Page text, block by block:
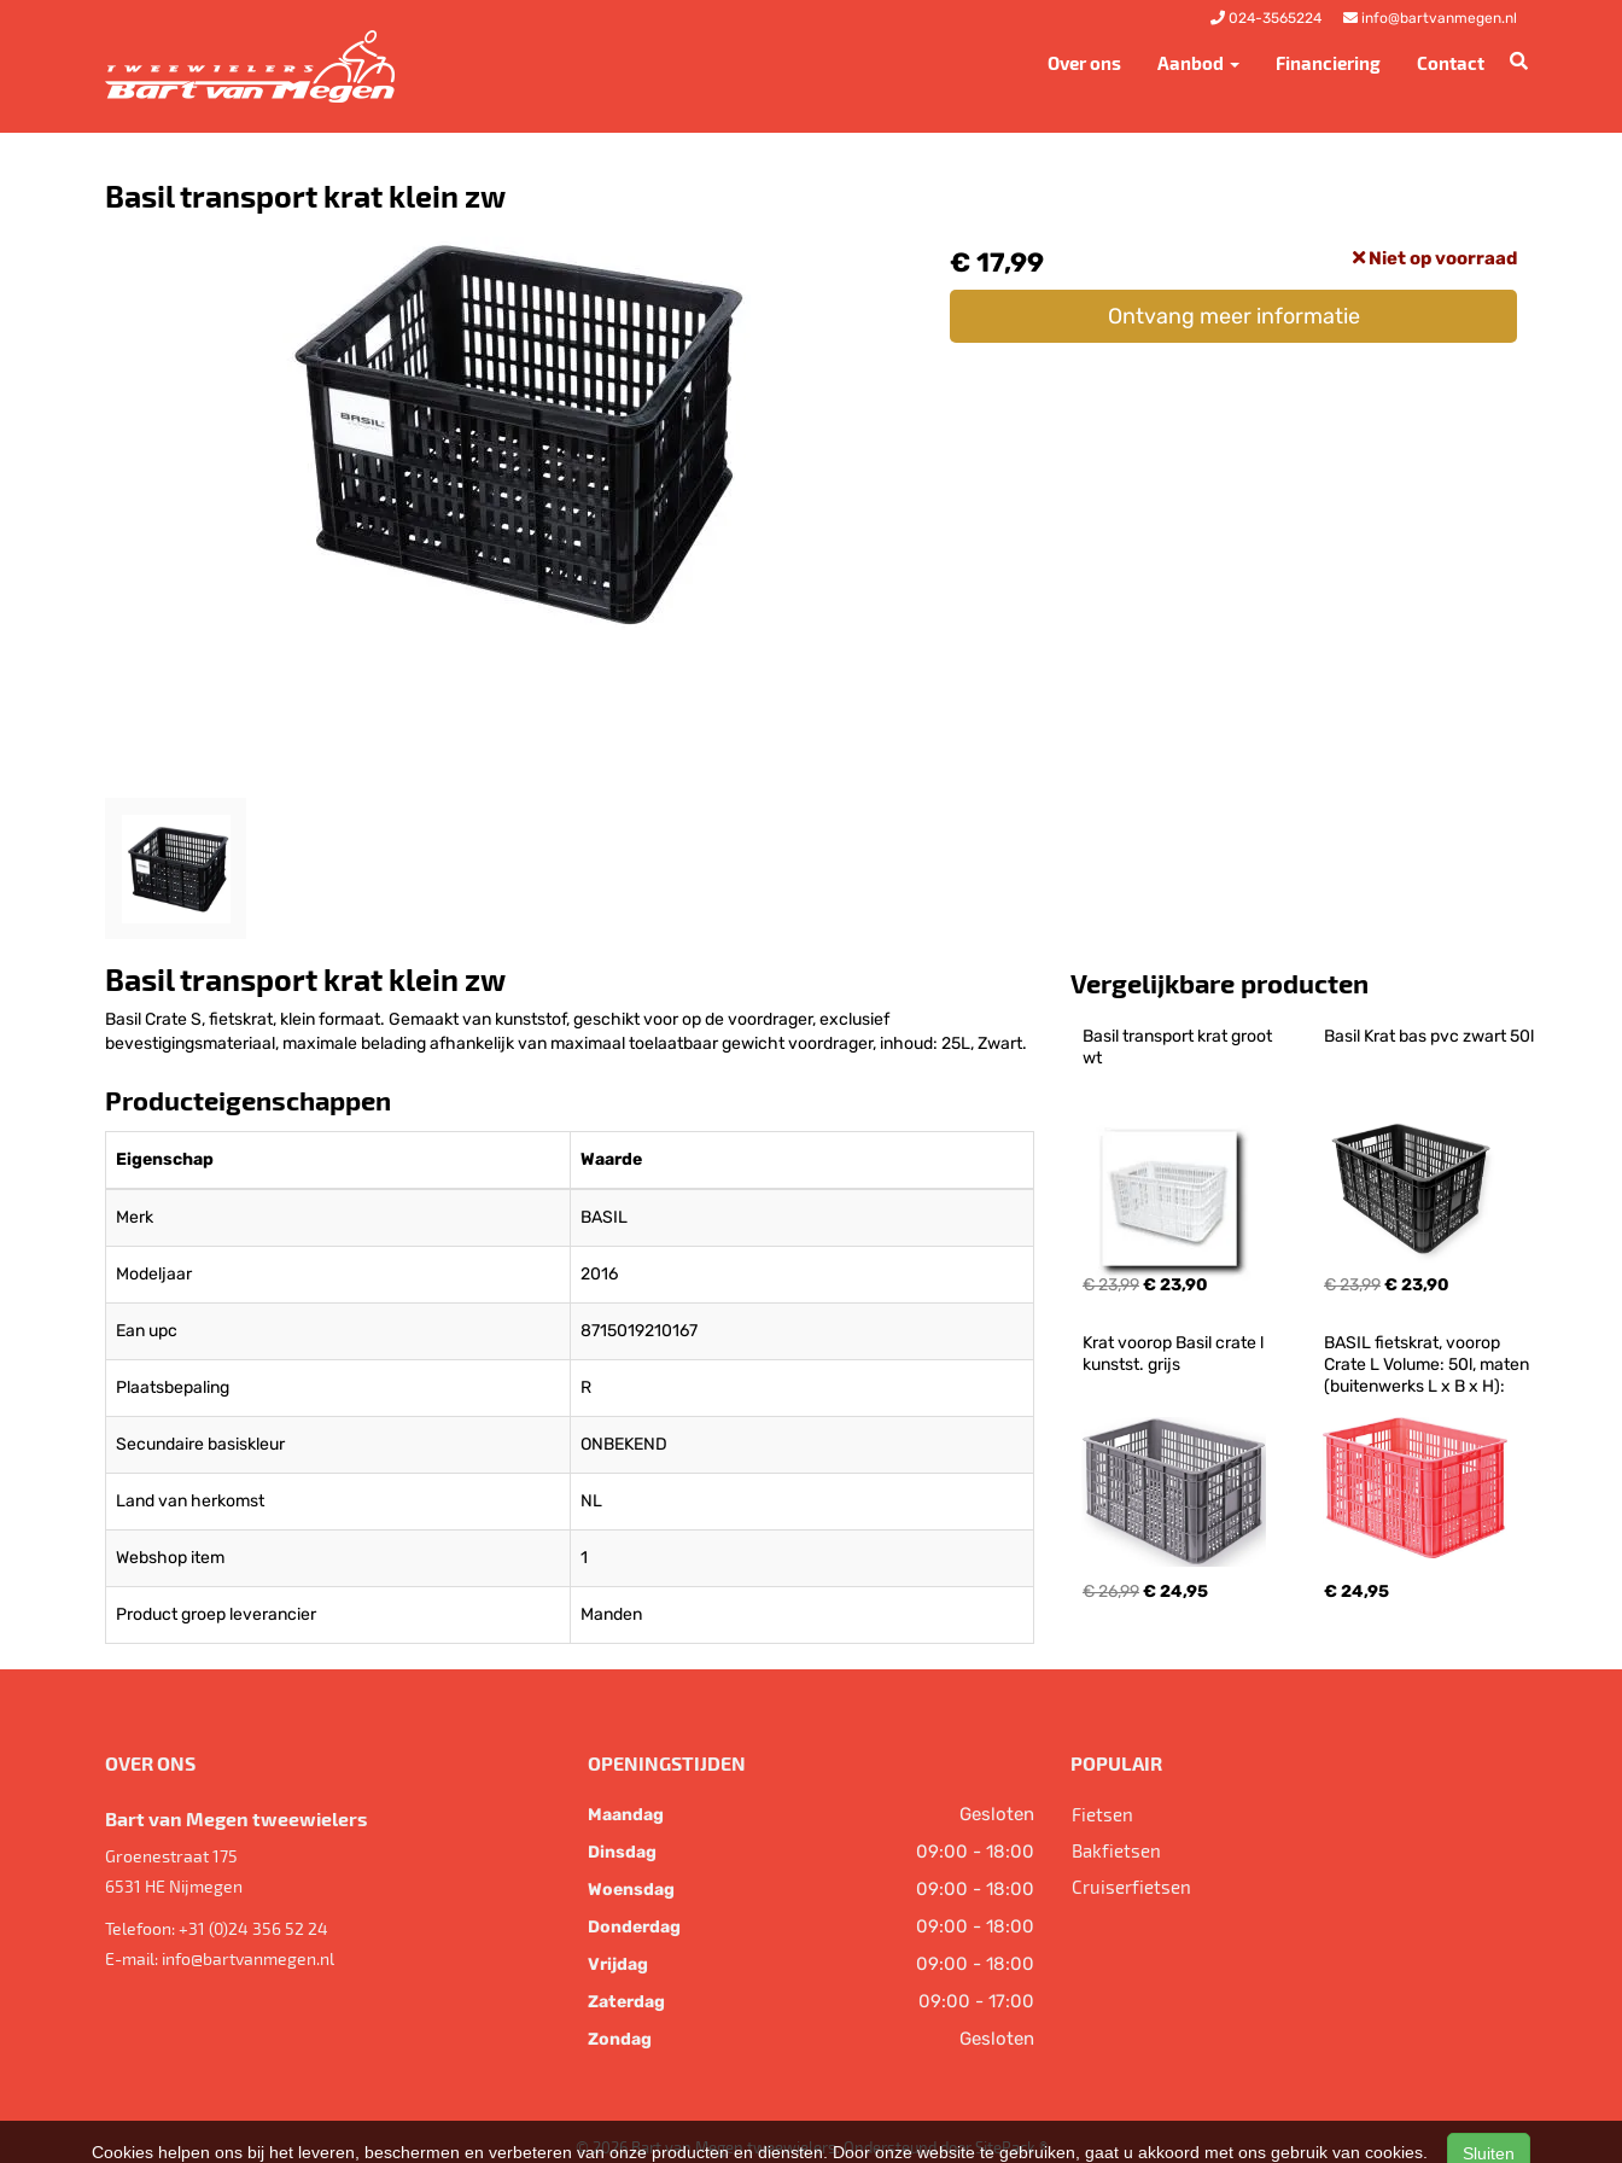
024-3565224 info@bartvanmegen.nl
Over ons Aanbod Financiering Contact
Basil transport krat klein zw
€ 17,99 Niet op voorraad
Ontvang meer informatie
Basil transport krat klein zw
Basil Crate S, fietskrat, klein formaat. Gemaakt van kunststof, geschikt voor op de voordrager, exclusief
bevestigingsmateriaal, maximale belading afhankelijk van maximaal toelaatbaar gewicht voordrager, inhoud: 25L, Zwart.
Producteigenschappen
Eigenschap Waarde
Merk BASIL
Modeljaar 2016
Ean upc 8715019210167
Plaatsbepaling R
Secundaire basiskleur ONBEKEND
Land van herkomst NL
Webshop item 1
Product groep leverancier Manden
Vergelijkbare producten
Basil transport krat groot
wt
€ 23,99€ 23,90
Basil Krat bas pvc zwart 50l
€ 23,99€ 23,90
Krat voorop Basil crate l
kunstst. grijs
€ 26,99€ 24,95
BASIL fietskrat, voorop
Crate L Volume: 50l, maten
(buitenwerks L x B x H):
€ 24,95
OVER ONS
Bart van Megen tweewielers
Groenestraat 175
6531 HE Nijmegen
Telefoon:+31 (0)24 356 52 24
E-mail: info@bartvanmegen.nl
OPENINGSTIJDEN
Maandag Gesloten
Dinsdag 09:00 - 18:00
Woensdag 09:00 - 18:00
Donderdag 09:00 - 18:00
Vrijdag 09:00 - 18:00
Zaterdag 09:00 - 17:00
Zondag Gesloten
POPULAIR
Fietsen
Bakfietsen
Cruiserfietsen
© 2026 Bart van Megen tweewielers. Ondersteund doorSitePack ®
Cookies helpen ons bij het leveren, beschermen en verbeteren van onze producten en diensten. Door onze website te gebruiken, gaat u akkoord met ons gebruik van cookies. Sluiten